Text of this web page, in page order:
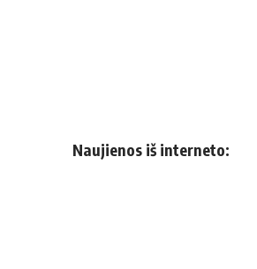
Naujienos iš interneto: